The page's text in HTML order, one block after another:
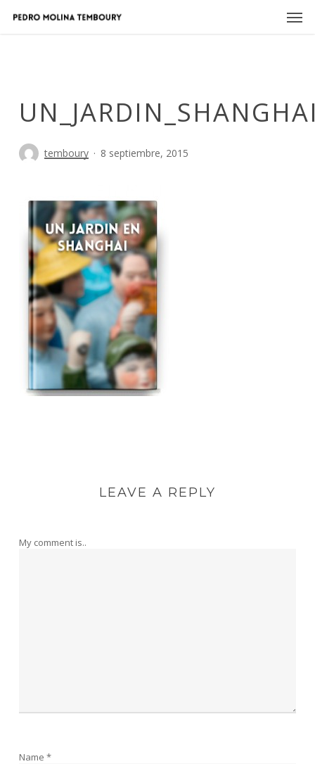
temboury 8 septiembre, 2015
LEAVE A REPLY
My comment is..
Name *